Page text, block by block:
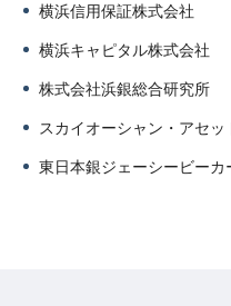
横浜信用保証株式会社
横浜キャピタル株式会社
株式会社浜銀総合研究所
スカイオーシャン・アセ
東日本銀ジェーシービーカ